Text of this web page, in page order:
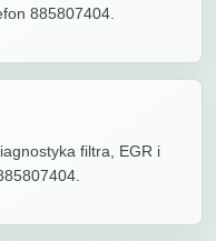
885807404.
filtra, EGR i